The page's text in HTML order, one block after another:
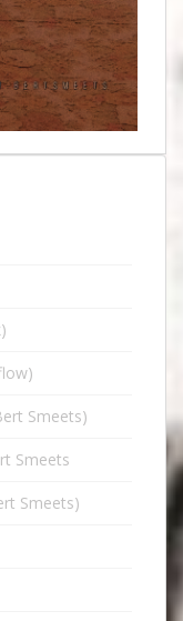
Smeets)
Smeets
Smeets)